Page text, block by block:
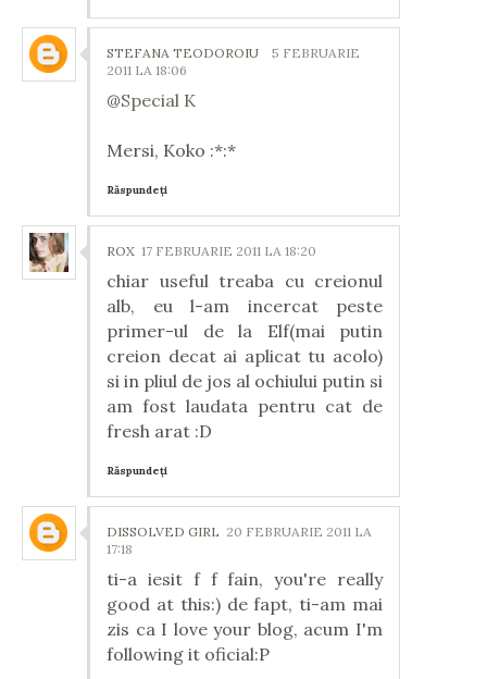
STEFANA TEODOROIU
5 FEBRUARIE
2011 LA 18:06
@Special K
Mersi, Koko :*:*
Răspundeți
ROX 17 FEBRUARIE 2011 LA 18:20
chiar useful treaba cu creionul
alb, eu l-am incercat peste
primer-ul de la Elf(mai putin
creion decat ai aplicat tu acolo)
si in pliul de jos al ochiului putin si
am fost laudata pentru cat de
fresh arat :D
Răspundeți
DISSOLVED GIRL 20 FEBRUARIE 2011 LA
17:18
ti-a iesit f f fain, you're really
good at this:) de fapt, ti-am mai
zis ca I love your blog, acum I'm
following it oficial:P